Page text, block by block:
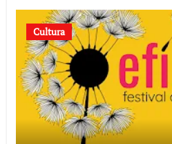
Cultura